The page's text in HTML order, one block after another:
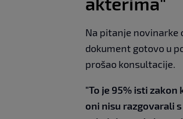
Na pitanje novinarke
dokument gotovo u
prošao konsultacije.
"To je 95% isti
oni nisu razgovarali